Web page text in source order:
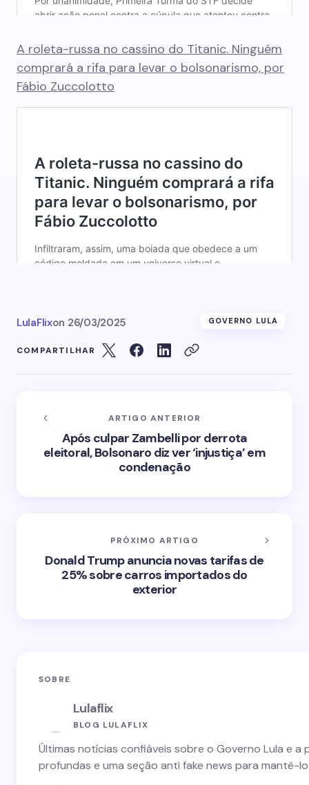
A roleta-russa no cassino do Titanic. Ninguém
comprará a rifa para levar o bolsonarismo, por
Fábio Zuccolotto
LulaFlixon 26/03/2025 GOVERNO LULA
COMPARTILHAR
ARTIGO ANTERIOR
Após culpar Zambelli por derrota
eleitoral, Bolsonaro diz ver ‘injustiça’ em
condenação
PRÓXIMO ARTIGO
Donald Trump anuncia novas tarifas de
25% sobre carros importados do
exterior
SOBRE
Lulaflix
BLOG LULAFLIX
Últimas notícias confiáveis sobre o Governo Lula e
profundas e uma seção anti fake news para mantê-